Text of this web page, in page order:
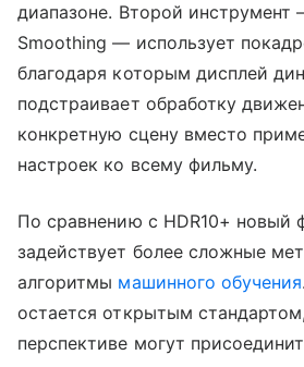
диапазоне. Второй
Smoothing — использует
благодаря которым дисплей
подстраивает обработку
конкретную сцену вместо
настроек ко всему фильму.
По сравнению с HDR10+ новый
задействует более сложные
алгоритмы машинного обучения
остается открытым
перспективе могут